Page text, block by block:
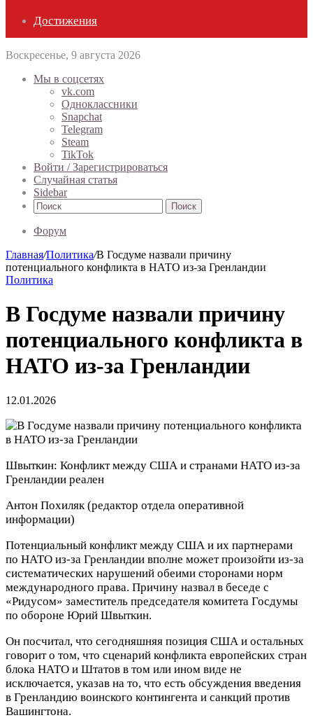
Достижения
Воскресенье, 9 августа 2026
Мы в соцсетях
vk.com
Одноклассники
Snapchat
Telegram
Steam
TikTok
Войти / Зарегистрироваться
Случайная статья
Sidebar
Поиск
Форум
Главная/Политика/В Госдуме назвали причину
потенциального конфликта в НАТО из-за Гренландии
Политика
В Госдуме назвали причину
потенциального конфликта в
НАТО из-за Гренландии
12.01.2026
Швыткин: Конфликт между США и странами НАТО из-за
Гренландии реален
Антон Похиляк(редактор отдела оперативной
информации)
Потенциальный конфликт между США и их партнерами
по НАТО из-за Гренландии вполне может произойти из-за
систематических нарушений обеими сторонами норм
международного права. Причину назвал в беседе с
«Ридусом» заместитель председателя комитета Госдумы
по обороне Юрий Швыткин.
Он посчитал, что сегодняшняя позиция США и остальных
говорит о том, что сценарий конфликта европейских стран
блока НАТО и Штатов в том или ином виде не
исключается, указав на то, что есть обсуждения введения
в Гренландию воинского контингента и санкций против
Вашингтона.